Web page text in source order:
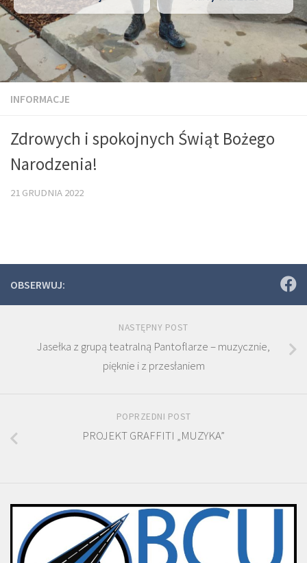
INFORMACJE
Zdrowych i spokojnych Świąt Bożego
Narodzenia!
21 GRUDNIA 2022
OBSERWUJ:
NASTĘPNY POST
Jasełka z grupą teatralną Pantoflarze – muzycznie,
pięknie i z przesłaniem
POPRZEDNI POST
PROJEKT GRAFFITI „MUZYKA”